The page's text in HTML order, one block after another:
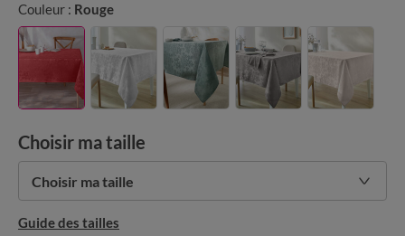
Couleur : Rouge
Choisir ma taille
Choisir ma taille
Guide des tailles